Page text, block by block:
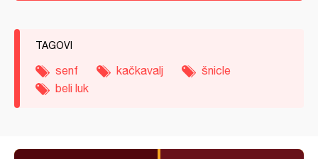
TAGOVI
senf kačkavalj
šnicle
beli luk